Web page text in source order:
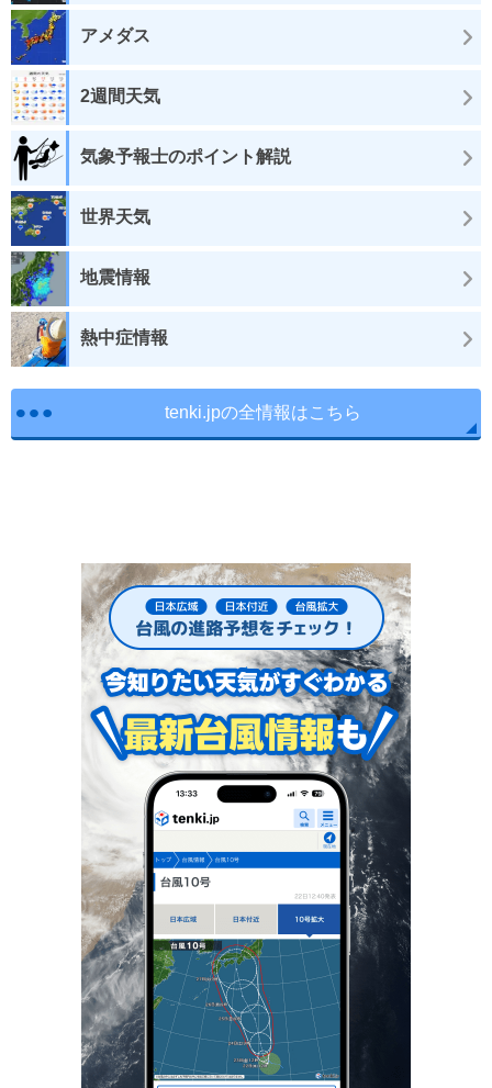
アメダス
2週間天気
気象予報士のポイント解説
世界天気
地震情報
熱中症情報
tenki.jpの全情報はこちら